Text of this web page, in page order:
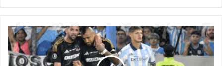
Arturo
Vidal
desafía
la